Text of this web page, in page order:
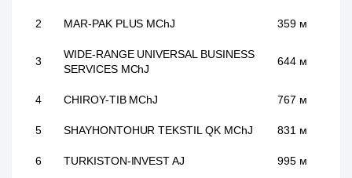
2 MAR-PAK PLUS MChJ 359 м
3
WIDE-RANGE UNIVERSAL BUSINESS
SERVICES MChJ
644 м
4 CHIROY-TIB MChJ 767 м
5 SHAYHONTOHUR TEKSTIL QK MChJ 831 м
6 TURKISTON-INVEST AJ 995 м